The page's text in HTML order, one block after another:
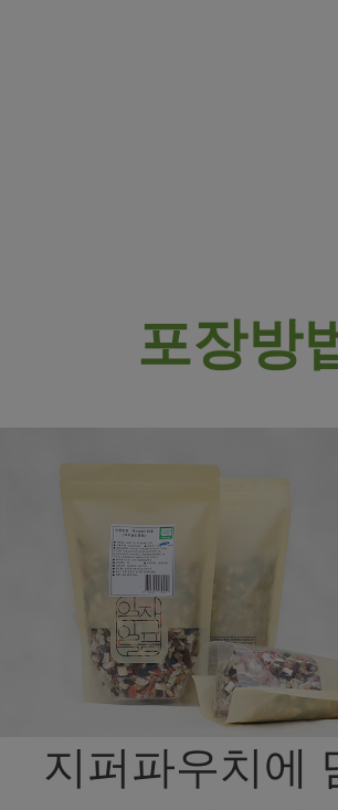
포장방
지퍼파우치에